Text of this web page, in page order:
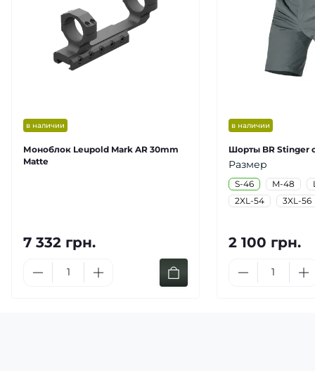
в наличии
Моноблок Leupold Mark AR 30mm
Matte
7 332 грн.
в наличии
Шорты BR Stinger
Размер
S-46 M-48
2XL-54
3XL-56
2 100 грн.